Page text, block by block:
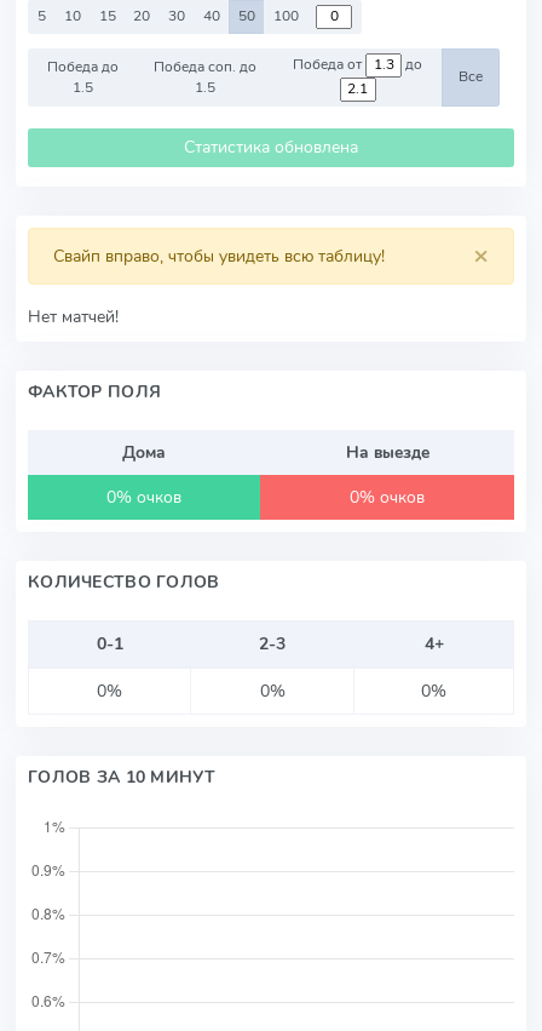
5 10 15 20 30 40 50 100
Победа до
1.5
Победа соп. до
1.5
Победа от до
Все
Статистика обновлена
×
Свайп вправо, чтобы увидеть всю таблицу!
Нет матчей!
ФАКТОР ПОЛЯ
Дома
На выезде
0% очков
0% очков
КОЛИЧЕСТВО ГОЛОВ
0-1 2-3
4+
0%
0% 0%
ГОЛОВ ЗА 10 МИНУТ